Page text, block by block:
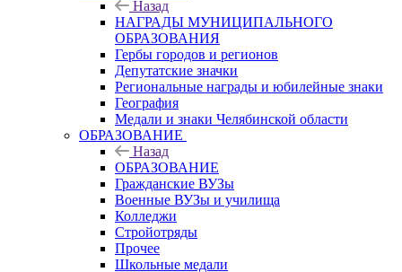
Назад
НАГРАДЫ МУНИЦИПАЛЬНОГО
ОБРАЗОВАНИЯ
Гербы городов и регионов
Депутатские значки
Региональные награды и юбилейные знаки
География
Медали и знаки Челябинской области
ОБРАЗОВАНИЕ
Назад
ОБРАЗОВАНИЕ
Гражданские ВУЗы
Военные ВУЗы и училища
Колледжи
Стройотряды
Прочее
Школьные медали